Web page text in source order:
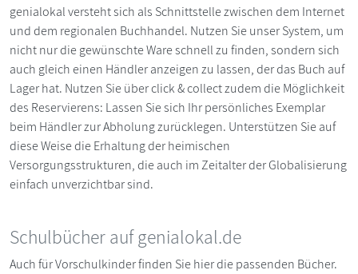
genialokal versteht sich als Schnittstelle zwischen dem Internet
und dem regionalen Buchhandel. Nutzen Sie unser System, um
nicht nur die gewünschte Ware schnell zu finden, sondern sich
auch gleich einen Händler anzeigen zu lassen, der das Buch auf
Lager hat. Nutzen Sie über click & collect zudem die Möglichkeit
des Reservierens: Lassen Sie sich Ihr persönliches Exemplar
beim Händler zur Abholung zurücklegen. Unterstützen Sie auf
diese Weise die Erhaltung der heimischen
Versorgungsstrukturen, die auch im Zeitalter der Globalisierung
einfach unverzichtbar sind.
Schulbücher auf genialokal.de
Auch für Vorschulkinder finden Sie hier die passenden Bücher.